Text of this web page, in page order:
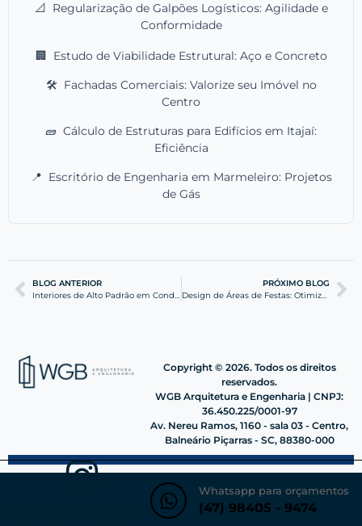
📐 Regularização de Galpões Logísticos: Agilidade e
Conformidade
🏢 Estudo de Viabilidade Estrutural: Aço e Concreto
🛠️ Fachadas Comerciais: Valorize seu Imóvel no
Centro
🧱 Cálculo de Estruturas para Edifícios em Itajaí:
Eficiência
📍 Escritório de Engenharia em Marmeleiro: Projetos
de Gás
BLOG ANTERIOR
Interiores de Alto Padrão em Condomínios de Tijucas
PRÓXIMO BLOG
Design de Áreas de Festas: Otimize seu Lote com Eficiência
Copyright © 2026. Todos os direitos
reservados.
WGB Arquitetura e Engenharia | CNPJ:
36.450.225/0001-97
Av. Nereu Ramos, 1160 - sala 03 - Centro,
Balneário Piçarras - SC, 88380-000
Whatsapp para orçamentos
(47) 98405 - 9474